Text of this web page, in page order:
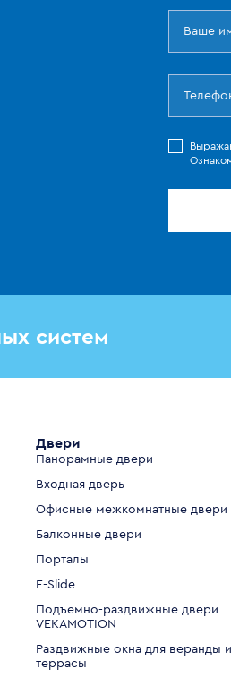
систем
Двери
Панорамные двери
Входная дверь
Офисные межкомнатные двери
Балконные двери
Порталы
E-Slide
Подъёмно-раздвижные двери
VEKAMOTION
Раздвижные окна для веранды и
террасы